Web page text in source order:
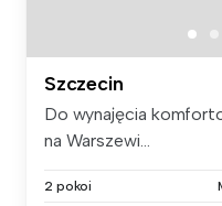
Szczecin
Do wynajęcia
na Warszewi...
2 pokoi